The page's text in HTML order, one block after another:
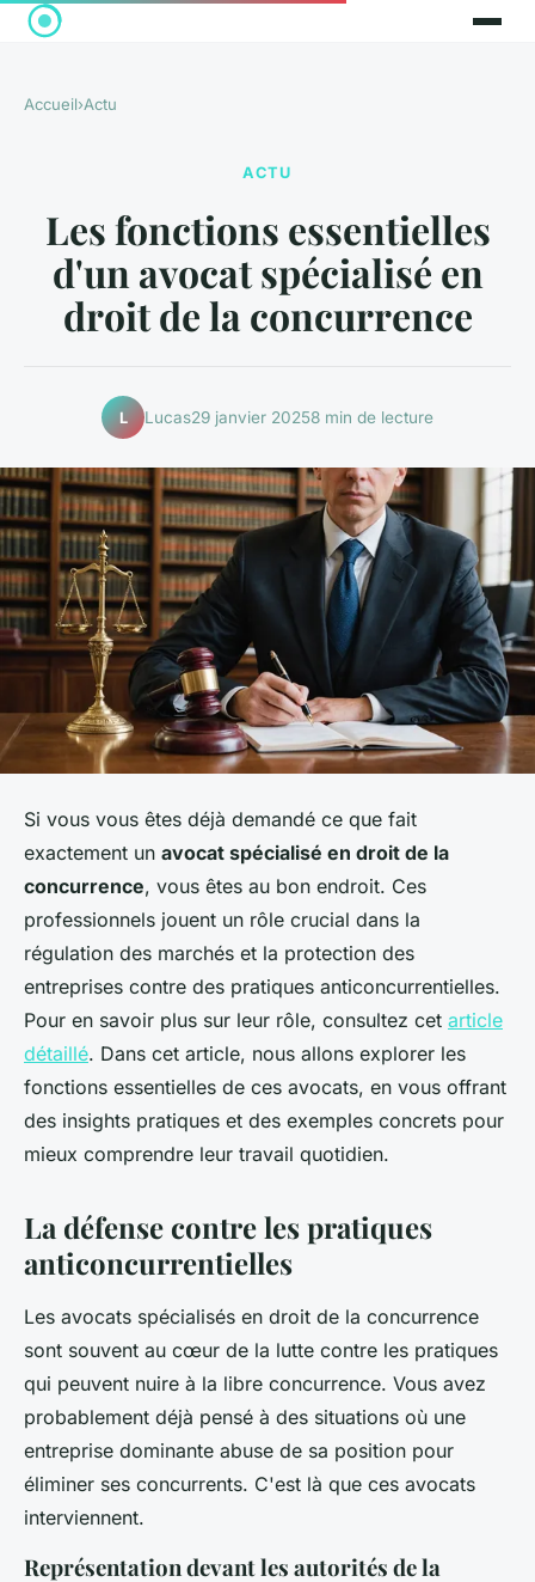
Accueil›Actu
ACTU
Les fonctions essentielles
d'un avocat spécialisé en
droit de la concurrence
L Lucas29 janvier 20258 min de lecture
Si vous vous êtes déjà demandé ce que fait
exactement un avocat spécialisé en droit de la
concurrence, vous êtes au bon endroit. Ces
professionnels jouent un rôle crucial dans la
régulation des marchés et la protection des
entreprises contre des pratiques anticoncurrentielles.
Pour en savoir plus sur leur rôle, consultez cet article
détaillé. Dans cet article, nous allons explorer les
fonctions essentielles de ces avocats, en vous offrant
des insights pratiques et des exemples concrets pour
mieux comprendre leur travail quotidien.
La défense contre les pratiques
anticoncurrentielles
Les avocats spécialisés en droit de la concurrence
sont souvent au cœur de la lutte contre les pratiques
qui peuvent nuire à la libre concurrence. Vous avez
probablement déjà pensé à des situations où une
entreprise dominante abuse de sa position pour
éliminer ses concurrents. C'est là que ces avocats
interviennent.
Représentation devant les autorités de la